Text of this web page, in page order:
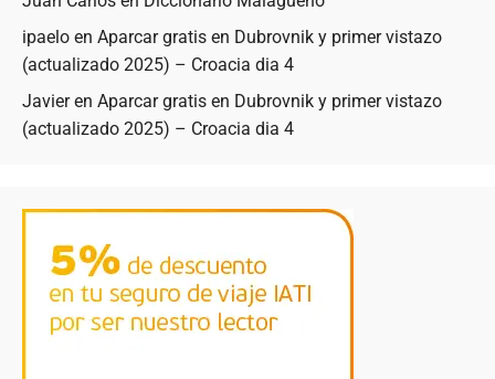
ipaelo en Aparcar gratis en Dubrovnik y primer vistazo
(actualizado 2025) – Croacia dia 4
Javieren Aparcar gratis en Dubrovnik y primer vistazo
(actualizado 2025) – Croacia dia 4